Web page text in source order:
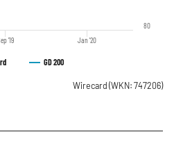
GD 200
Jan '20
'19
80
Wirecard (WKN: 747206)